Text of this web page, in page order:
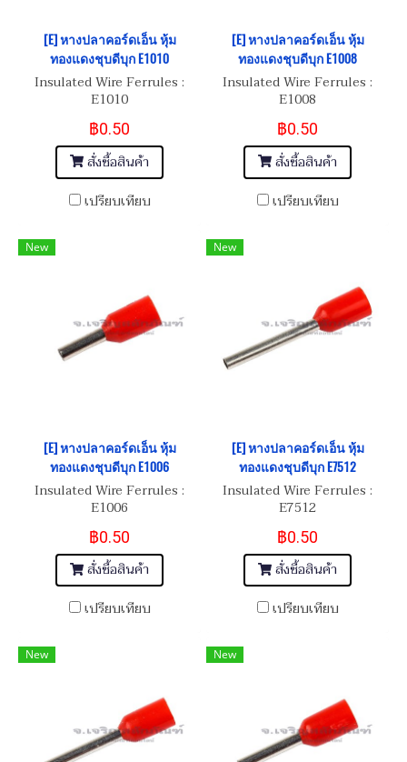
[E] หางปลาคอร์ดเอ็น หุ้ม
ทองแดงชุบดีบุก E1010
Insulated Wire Ferrules :
E1010
฿0.50
สั่งซื้อสินค้า
เปรียบเทียบ
[E] หางปลาคอร์ดเอ็น หุ้ม
ทองแดงชุบดีบุก E1008
Insulated Wire Ferrules :
E1008
฿0.50
สั่งซื้อสินค้า
เปรียบเทียบ
New
[E] หางปลาคอร์ดเอ็น หุ้ม
ทองแดงชุบดีบุก E1006
Insulated Wire Ferrules :
E1006
฿0.50
สั่งซื้อสินค้า
เปรียบเทียบ
New
[E] หางปลาคอร์ดเอ็น หุ้ม
ทองแดงชุบดีบุก E7512
Insulated Wire Ferrules :
E7512
฿0.50
สั่งซื้อสินค้า
เปรียบเทียบ
New New